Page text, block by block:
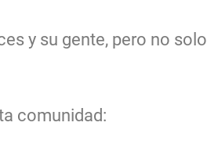
y su gente, pero no solo
comunidad: